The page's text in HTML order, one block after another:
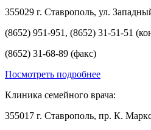
355029 г. Ставрополь, ул.
(8652) 951-951, (8652) 31-51-51
(8652) 31-68-89 (факс)
Посмотреть подробнее
Клиника семейного врача:
355017 г. Ставрополь, пр. К.